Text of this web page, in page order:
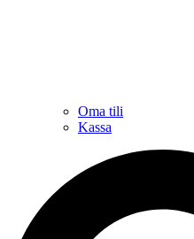
Oma tili
Kassa